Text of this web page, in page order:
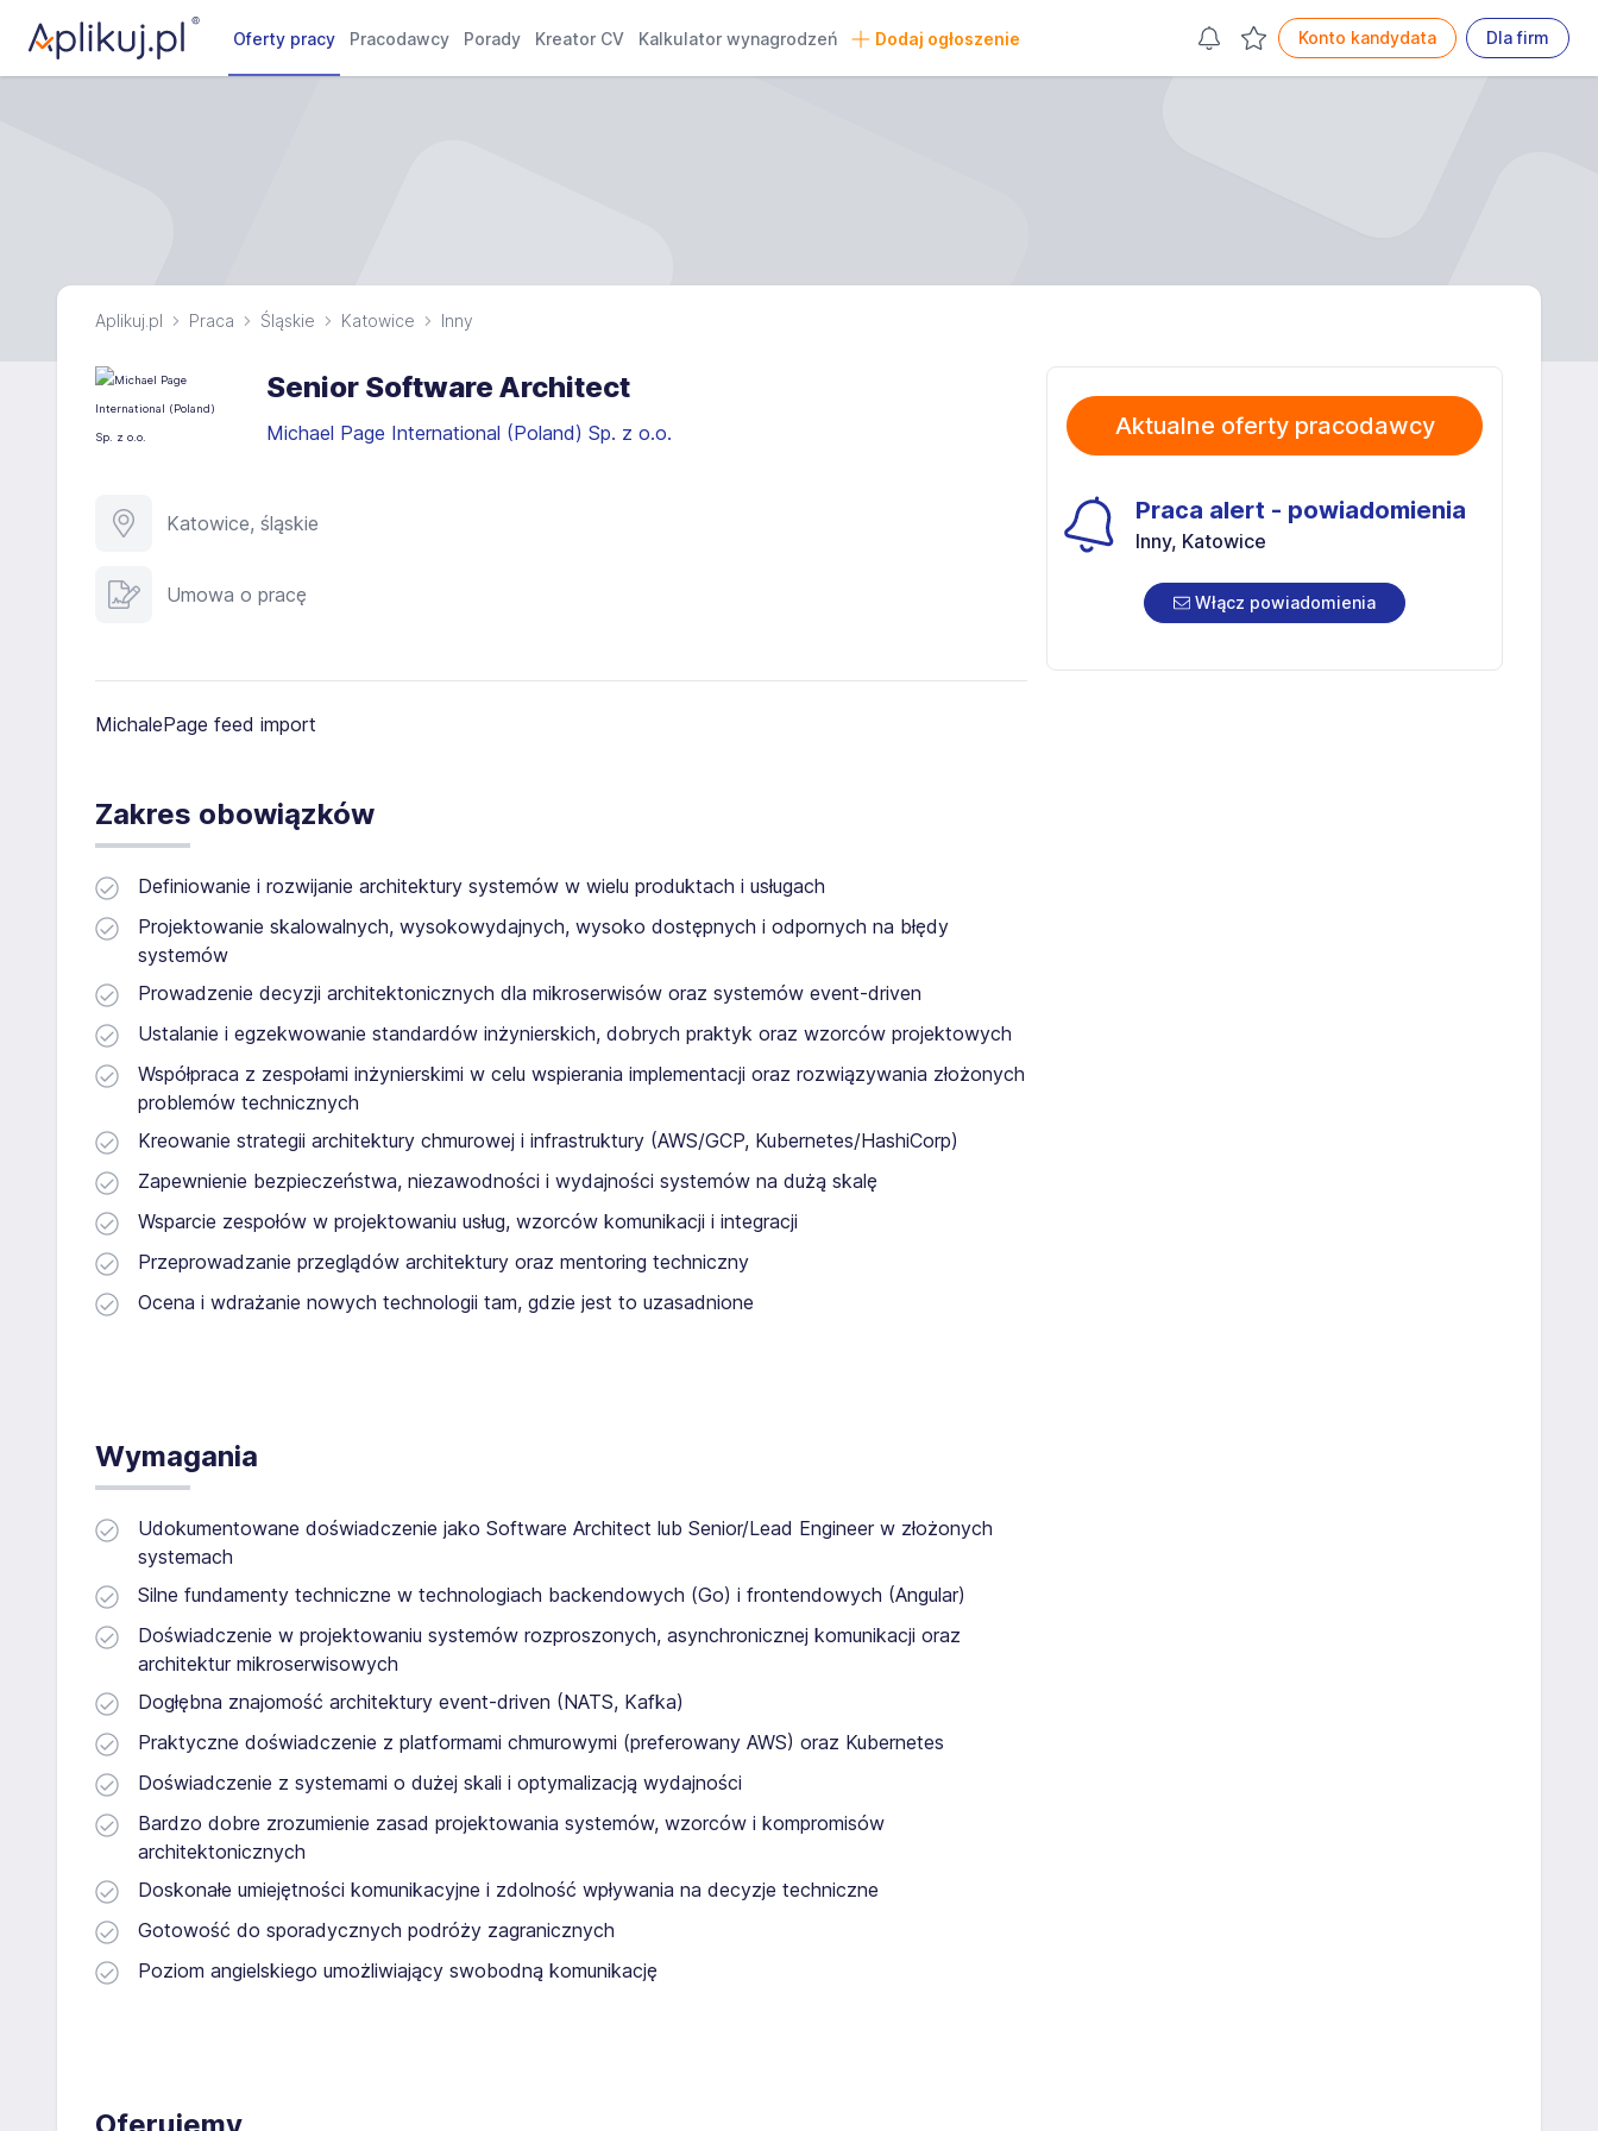
Oferty pracy Pracodawcy Porady Kreator CV Kalkulator wynagrodzeń Dodaj ogłoszenie Konto kandydata Dla firm
Aplikuj.pl Praca Śląskie Katowice Inny
Senior Software Architect
Michael Page International (Poland) Sp. z o.o.
Katowice, śląskie
Umowa o pracę
MichalePage feed import
Zakres obowiązków
Definiowanie i rozwijanie architektury systemów w wielu produktach i usługach
Projektowanie skalowalnych, wysokowydajnych, wysoko dostępnych i odpornych na błędy
systemów
Prowadzenie decyzji architektonicznych dla mikroserwisów oraz systemów event-driven
Ustalanie i egzekwowanie standardów inżynierskich, dobrych praktyk oraz wzorców projektowych
Współpraca z zespołami inżynierskimi w celu wspierania implementacji oraz rozwiązywania złożonych
problemów technicznych
Kreowanie strategii architektury chmurowej i infrastruktury (AWS/GCP, Kubernetes/HashiCorp)
Zapewnienie bezpieczeństwa, niezawodności i wydajności systemów na dużą skalę
Wsparcie zespołów w projektowaniu usług, wzorców komunikacji i integracji
Przeprowadzanie przeglądów architektury oraz mentoring techniczny
Ocena i wdrażanie nowych technologii tam, gdzie jest to uzasadnione
Wymagania
Udokumentowane doświadczenie jako Software Architect lub Senior/Lead Engineer w złożonych
systemach
Silne fundamenty techniczne w technologiach backendowych (Go) i frontendowych (Angular)
Doświadczenie w projektowaniu systemów rozproszonych, asynchronicznej komunikacji oraz
architektur mikroserwisowych
Dogłębna znajomość architektury event-driven (NATS, Kafka)
Praktyczne doświadczenie z platformami chmurowymi (preferowany AWS) oraz Kubernetes
Doświadczenie z systemami o dużej skali i optymalizacją wydajności
Bardzo dobre zrozumienie zasad projektowania systemów, wzorców i kompromisów
architektonicznych
Doskonałe umiejętności komunikacyjne i zdolność wpływania na decyzje techniczne
Gotowość do sporadycznych podróży zagranicznych
Poziom angielskiego umożliwiający swobodną komunikację
Aktualne oferty pracodawcy
Praca alert - powiadomienia
Inny, Katowice
Włącz powiadomienia